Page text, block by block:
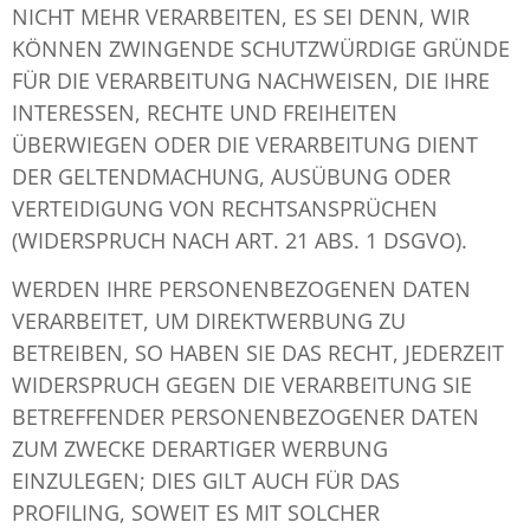
NICHT MEHR VERARBEITEN, ES SEI DENN, WIR
KÖNNEN ZWINGENDE SCHUTZWÜRDIGE GRÜNDE
FÜR DIE VERARBEITUNG NACHWEISEN, DIE IHRE
INTERESSEN, RECHTE UND FREIHEITEN
ÜBERWIEGEN ODER DIE VERARBEITUNG DIENT
DER GELTENDMACHUNG, AUSÜBUNG ODER
VERTEIDIGUNG VON RECHTSANSPRÜCHEN
(WIDERSPRUCH NACH ART. 21 ABS. 1 DSGVO).
WERDEN IHRE PERSONENBEZOGENEN DATEN
VERARBEITET, UM DIREKTWERBUNG ZU
BETREIBEN, SO HABEN SIE DAS RECHT, JEDERZEIT
WIDERSPRUCH GEGEN DIE VERARBEITUNG SIE
BETREFFENDER PERSONENBEZOGENER DATEN
ZUM ZWECKE DERARTIGER WERBUNG
EINZULEGEN; DIES GILT AUCH FÜR DAS
PROFILING, SOWEIT ES MIT SOLCHER